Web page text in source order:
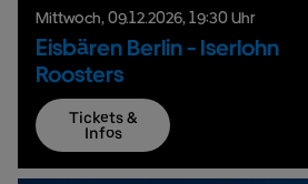
Mittwoch,09.12.2026,19:30 Uhr
Eisbären Berlin - Iserlohn
Roosters
Tickets &
Infos